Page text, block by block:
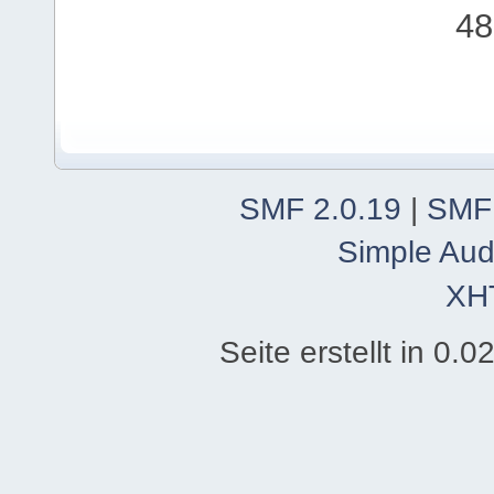
SMF 2.0.19 |
Simple
Seite erstellt in